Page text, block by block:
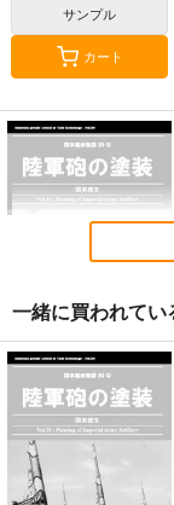
艦船の本 III
T.N.T.SHOW
サンプル
カート
サンプル
カート
陸軍砲の塗装
国本戦車塾
660円（税込）
ミリタリー
一緒に買われて